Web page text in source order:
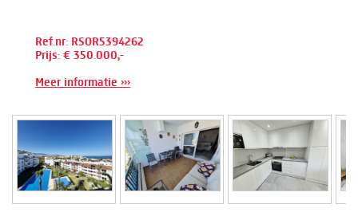
Ref.nr: RSOR5394262
Prijs: € 350.000,-
Meer informatie ›››